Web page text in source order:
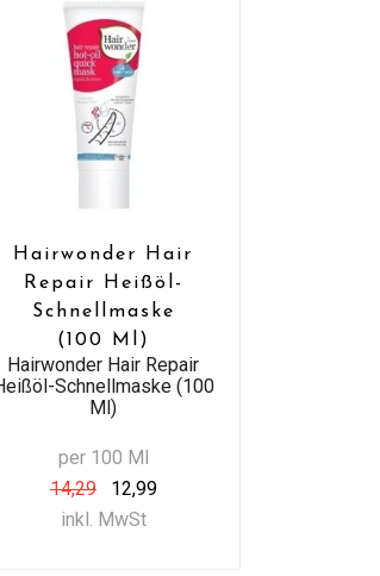
Hairwonder Hair
Repair Heißöl-
Schnellmaske
(100 Ml)
Hairwonder Hair Repair
Schnellmaske (100
Ml)
per 100 Ml
14,29
12,99
inkl. MwSt